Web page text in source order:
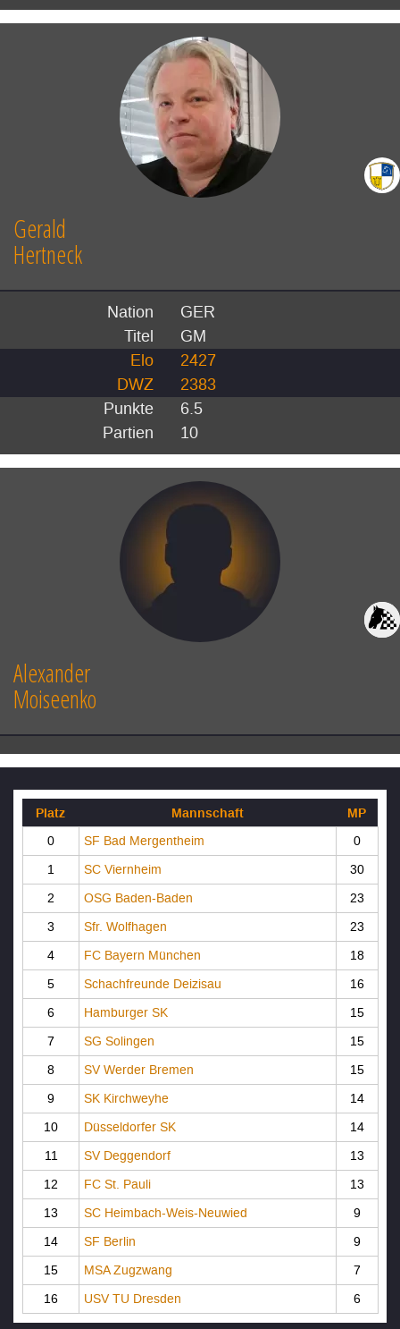
Gerald
Hertneck
Nation
GER
Titel
GM
Elo
2427
DWZ
2383
Punkte
6.5
Partien
10
Alexander
Moiseenko
Platz Mannschaft MP
0 SF Bad Mergentheim
0
1
SC Viernheim
30
2
OSG Baden-Baden
23
3
Sfr. Wolfhagen
23
4
FC Bayern München
18
5
Schachfreunde Deizisau
16
6
Hamburger SK
15
7
SG Solingen
15
8
SV Werder Bremen
15
9
SK Kirchweyhe
14
10
Düsseldorfer SK
14
11
SV Deggendorf
13
12
FC St. Pauli
13
13
SC Heimbach-Weis-Neuwied
9
14
SF Berlin
9
15
MSA Zugzwang
7
16
USV TU Dresden 6